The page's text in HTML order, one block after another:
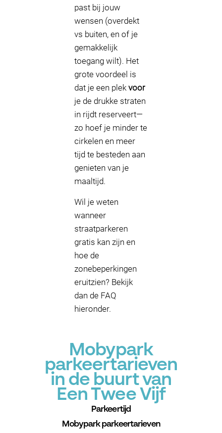
past bij jouw
wensen (overdekt
vs buiten, en of je
gemakkelijk
toegang wilt). Het
grote voordeel is
dat je een plek voor
je de drukke straten
in rijdt reserveert—
zo hoef je minder te
cirkelen en meer
tijd te besteden aan
genieten van je
maaltijd.
Wil je weten
wanneer
straatparkeren
gratis kan zijn en
hoe de
zonebeperkingen
eruitzien? Bekijk
dan de FAQ
hieronder.
Mobypark
parkeertarieven
in de buurt van
Een Twee Vijf
Parkeertijd
Mobypark parkeertarieven